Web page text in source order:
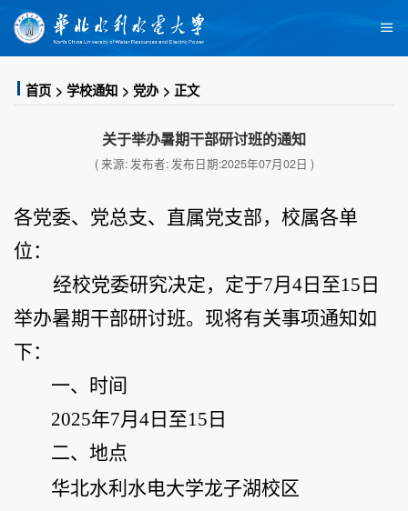
首页 学校通知 党办 正文
关于举办暑期干部研讨班的通知
( 来源: 发布者: 发布日期:2025年07月02日 )
各党委、党总支、直属党支部，校属各单
位：
经校党委研究决定，定于7月 4 日至15 日
举办暑期干部研讨班。现将有关事项通知如
下：
一、时间
2025年7月 4 日至15 日
二、地点
华北水利水电大学龙子湖校区